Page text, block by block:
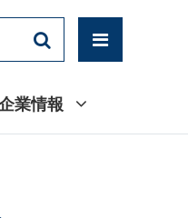
業情報